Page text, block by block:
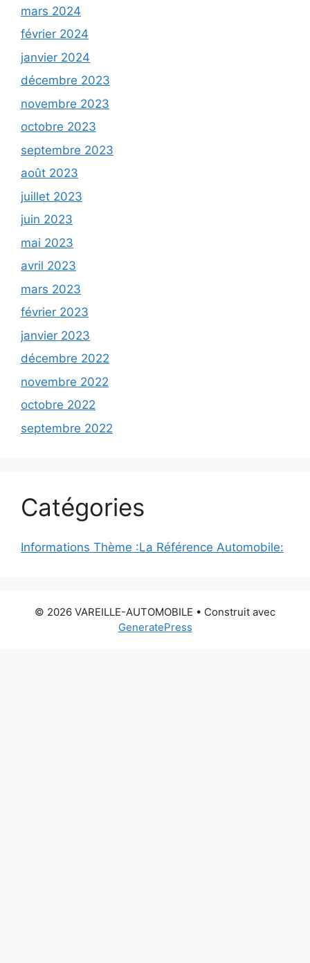
mars 2024
février 2024
janvier 2024
décembre 2023
novembre 2023
octobre 2023
septembre 2023
août 2023
juillet 2023
juin 2023
mai 2023
avril 2023
mars 2023
février 2023
janvier 2023
décembre 2022
novembre 2022
octobre 2022
septembre 2022
Catégories
Informations Thème :La Référence Automobile:
© 2026 VAREILLE-AUTOMOBILE • Construit avec
GeneratePress